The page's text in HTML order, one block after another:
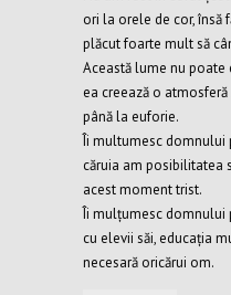
ori la orele de cor, însă
plăcut foarte mult să
Această lume nu poate
ea creează o
până la euforie.
Îi multumesc domnului
căruia am posibilitatea
acest moment trist.
Îi mulțumesc domnului
cu elevii săi, educația
necesară oricărui om.